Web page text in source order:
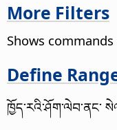
More Filters
Shows
Define
ཁྱོད་རའི་ཤོག་ལེབ་ནང་